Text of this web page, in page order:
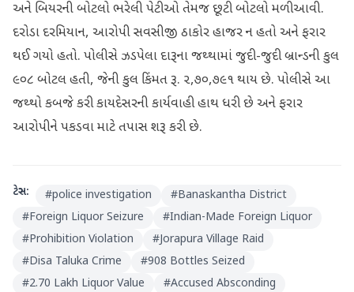
અને બિયરની બોટલો ભરેલી પેટીઓ તેમજ છૂટી બોટલો મળી આવી.
દરોડા દરમિયાન, આરોપી સવસીજી ઠાકોર હાજર ન હતો અને ફરાર
થઈ ગયો હતો. પોલીસે ઝડપેલા દારૂના જથ્થામાં જુદી-જુદી બ્રાન્ડની કુલ
૯૦૮ બોટલ હતી, જેની કુલ કિંમત રૂ. ૨,૭૦,૭૯૧ થાય છે. પોલીસે આ
જથ્થો કબજે કરી કાયદેસરની કાર્યવાહી હાથ ધરી છે અને ફરાર
આરોપીને પકડવા માટે તપાસ શરૂ કરી છે.
ટેગ્સ: #police investigation #Banaskantha District
#Foreign Liquor Seizure #Indian-Made Foreign Liquor
#Prohibition Violation #Jorapura Village Raid
#Disa Taluka Crime #908 Bottles Seized
#2.70 Lakh Liquor Value #Accused Absconding